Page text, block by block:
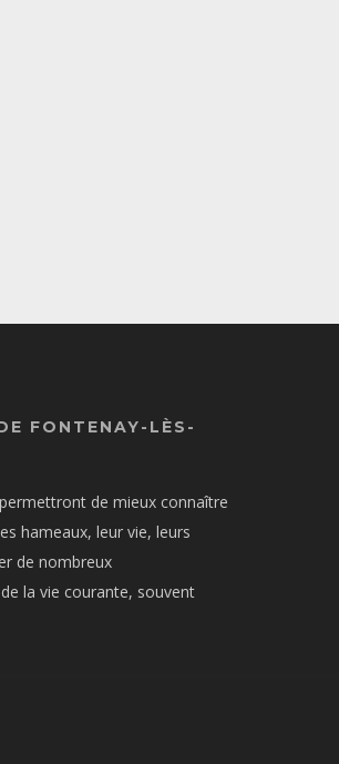
FONTENAY-LÈS-
de mieux connaître
hameaux, leur vie, leurs
de nombreux
la vie courante, souvent